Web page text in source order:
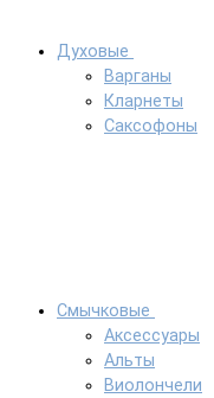
Духовые
Варганы
Кларнеты
Саксофоны
Смычковые
Аксессуары
Альты
Виолончели